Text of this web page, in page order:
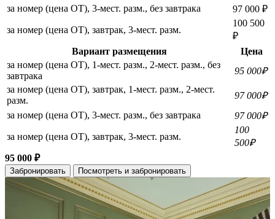
за номер (цена ОТ), 3-мест. разм., без завтрака
97 000 ₽
за номер (цена ОТ), завтрак, 3-мест. разм.
100 500
₽
Вариант размещения
Цена
за номер (цена ОТ), 1-мест. разм., 2-мест. разм., без
завтрака
95 000₽
за номер (цена ОТ), завтрак, 1-мест. разм., 2-мест.
разм.
97 000₽
за номер (цена ОТ), 3-мест. разм., без завтрака
97 000₽
за номер (цена ОТ), завтрак, 3-мест. разм.
100
500₽
95 000 ₽
Забронировать Посмотреть и забронировать